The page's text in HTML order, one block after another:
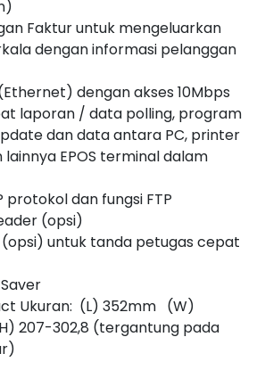
Faktur untuk mengeluarkan
dengan informasi pelanggan
dengan akses 10Mbps
laporan / data polling, program
dan data antara PC, printer
EPOS terminal dalam
dan fungsi FTP
(opsi)
untuk tanda petugas cepat
Ukuran: (L) 352mm (W)
207-302,8 (tergantung pada